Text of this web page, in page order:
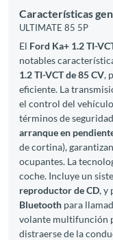
Características
ULTIMATE 85 5P
El Ford Ka+ 1.2 TI-
notables
1.2 TI-VCT de 85 CV,
eficiente. La
el control del
términos de
arranque en
de cortina),
ocupantes. La
coche. Incluye un
reproductor de CD, y
Bluetooth para
volante multifunción
distraerse de la